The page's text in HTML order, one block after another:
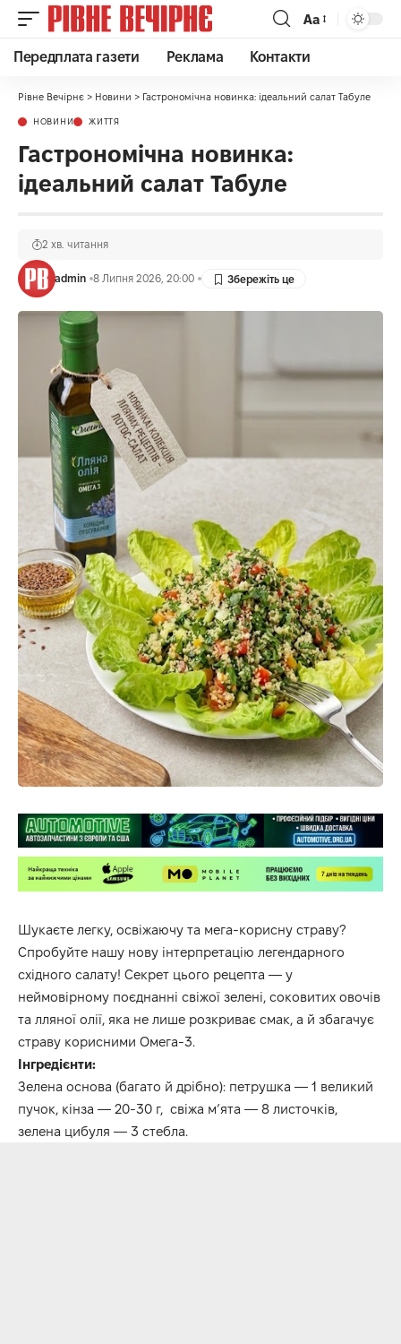
Аа
Передплата газети Реклама Контакти
Рівне Вечірнє > Новини > Гастрономічна новинка: ідеальний салат Табуле
НОВИНИ ЖИТТЯ
Гастрономічна новинка:
ідеальний салат Табуле
admin 8 Липня 2026, 20:00
2 хв. читання
Шукаєте легку, освіжаючу та мега-корисну страву?
Спробуйте нашу нову інтерпретацію легендарного
східного салату! Секрет цього рецепта — у
неймовірному поєднанні свіжої зелені, соковитих овочів
та лляної олії, яка не лише розкриває смак, а й збагачує
страву корисними Омега-3.
Інгредієнти:
Зелена основа (багато й дрібно): петрушка — 1 великий
пучок, кінза — 20-30 г, свіжа мʼята — 8 листочків,
зелена цибуля — 3 стебла.